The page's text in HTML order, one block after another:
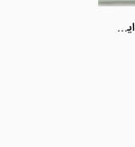
حقوق هوایی «مسئولیت متصدی حمل و نقل هوایی برای خسارت وارده به مسافر»